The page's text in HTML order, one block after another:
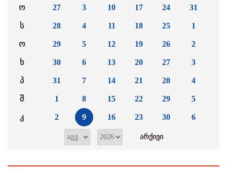
ო
ს
ო
ხ
პ
შ
კ
27
28
29
30
31
1
2
3
4
5
6
7
8
9
10
11
12
13
14
15
16
17
18
19
20
21
22
23
24
25
26
27
28
29
30
31
1
2
3
4
5
6